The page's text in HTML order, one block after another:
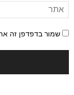
שמור בדפדפן זה